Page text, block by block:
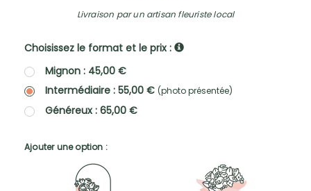
Livraison par un artisan fleuriste local
Choisissez le format et le prix :
Mignon : 45,00 €
Intermédiaire : 55,00 € (photo présentée)
Généreux : 65,00 €
Ajouter une option :